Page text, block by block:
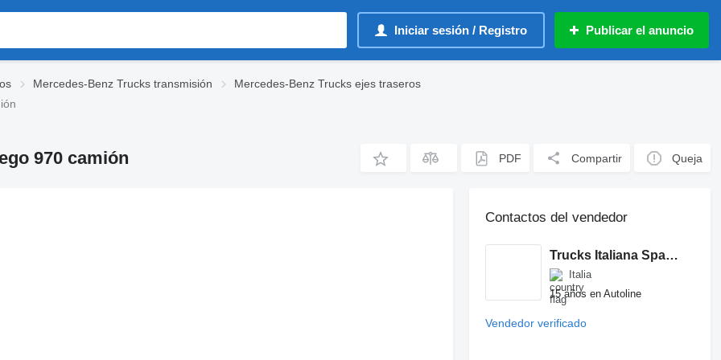
Iniciar sesión / Registro Publicar el anuncio
Mercedes-Benz Trucks transmisión
Mercedes-Benz Trucks ejes traseros
970 camión PDF Compartir Queja
Contactos del vendedor
Trucks Italiana Spareparts
Italia
15 años en Autoline
Vendedor verificado